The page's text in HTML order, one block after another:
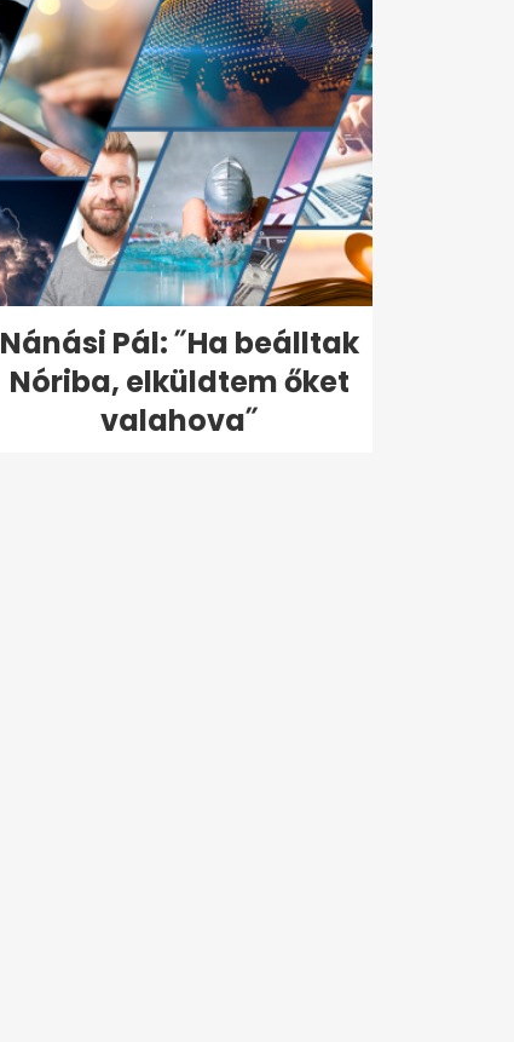
Nánási Pál: ˝Ha beálltak
Nóriba, elküldtem őket
valahova˝